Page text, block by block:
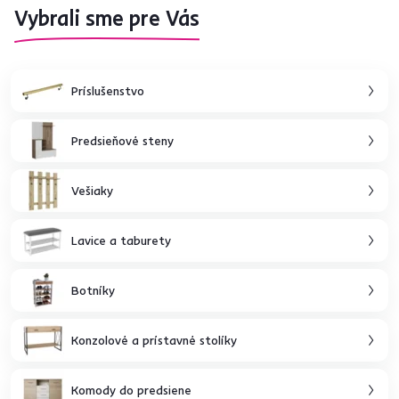
Vybrali sme pre Vás
Príslušenstvo
Predsieňové steny
Vešiaky
Lavice a taburety
Botníky
Konzolové a prístavné stolíky
Komody do predsiene